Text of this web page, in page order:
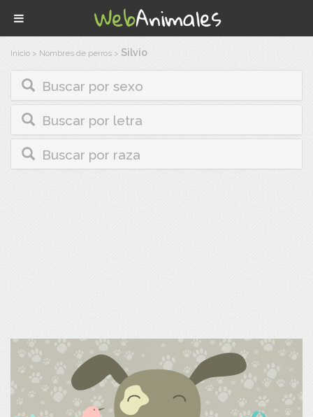
Inicio > Nombres de perros > Silvio
Buscar por sexo
Buscar por letra
Buscar por raza